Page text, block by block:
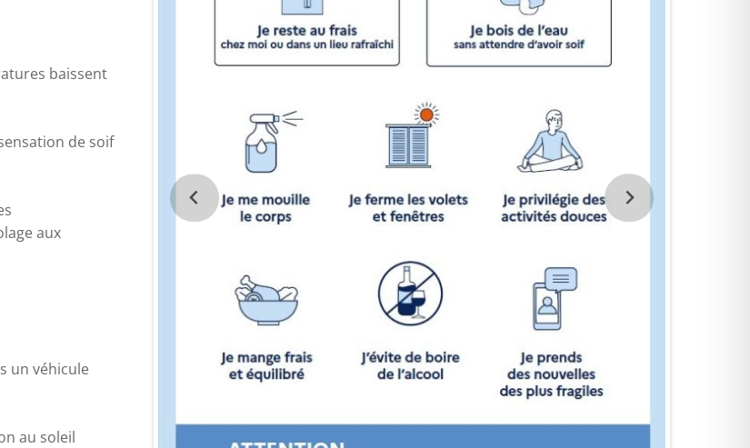
baissent
de soif
aux
un véhicule
au soleil